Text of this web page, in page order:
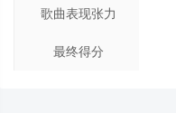
歌曲表现张力
最终得分